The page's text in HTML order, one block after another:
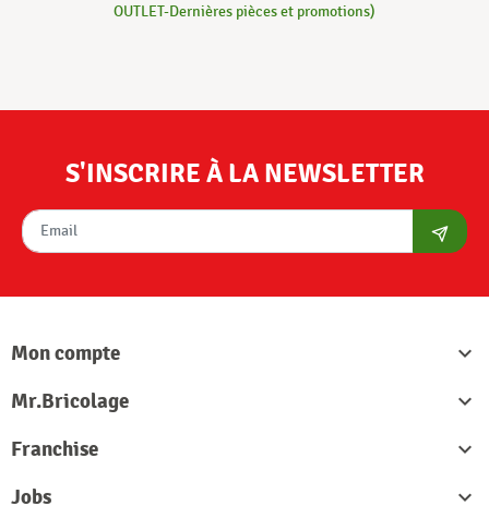
OUTLET-Dernières pièces et promotions)
S'INSCRIRE À LA NEWSLETTER
Mon compte

Mr.Bricolage

Franchise

Jobs
